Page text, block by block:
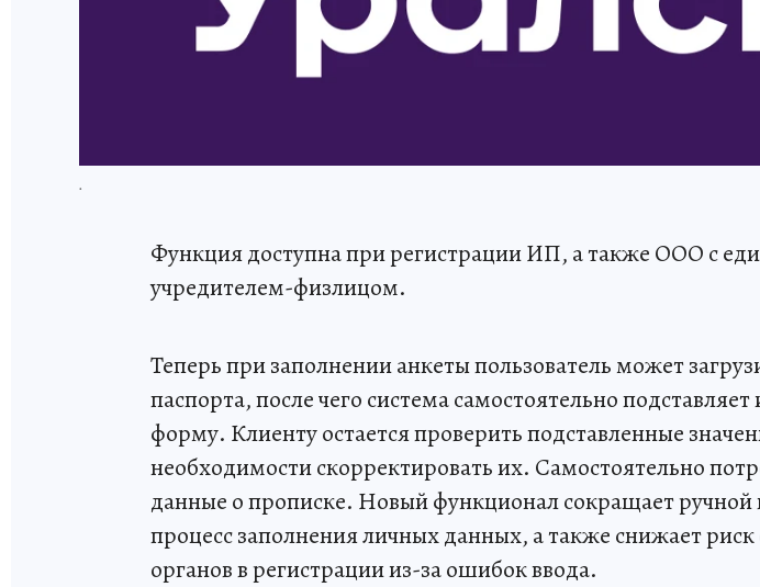
.
Функция доступна при регистрации ИП, а также ООО с
учредителем-физлицом.
Теперь при заполнении анкеты пользователь может
паспорта, после чего система самостоятельно
форму. Клиенту остается проверить подставленные
необходимости скорректировать их. Самостоятельно
данные о прописке. Новый функционал сокращает
процесс заполнения личных данных, а также снижает риск
органов в регистрации из-за ошибок ввода.